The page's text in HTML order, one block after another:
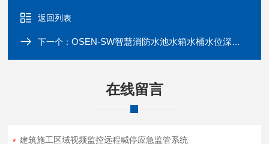
返回列表
下一个：OSEN-SW智慧消防水池水箱水桶水位深度测量显示装置
在线留言